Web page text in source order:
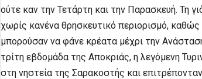
ούτε καν την Τετάρτη και την Παρασκευή. Τη
χωρίς κανένα θρησκευτικό περιορισμό,
μπορούσαν να φάνε κρέατα μέχρι την
τρίτη εβδομάδα της Αποκριάς, η λεγόμενη
στη νηστεία της Σαρακοστής και